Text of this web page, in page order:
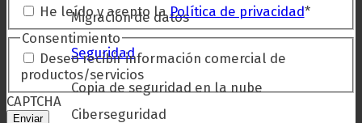
Migración de datos
Seguridad
Copia de seguridad en la nube
Ciberseguridad
He leído y acepto laPolítica de privacidad*
Consentimiento
Deseo recibir información comercial de
productos/servicios
CAPTCHA